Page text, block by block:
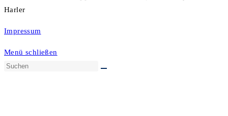
Harler
Impressum
Menü schließen